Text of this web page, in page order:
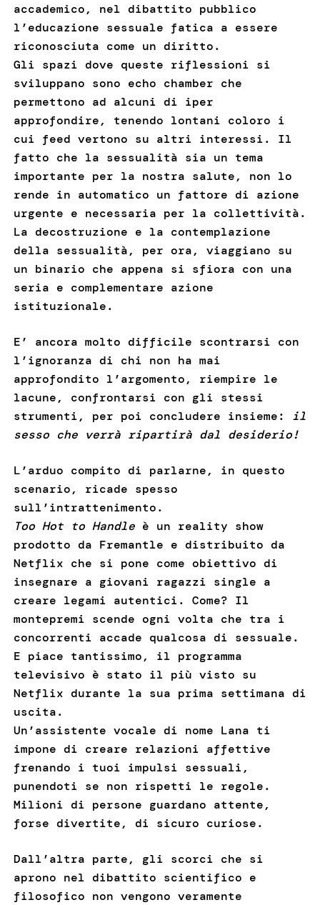
accademico, nel dibattito pubblico
l’educazione sessuale fatica a essere
riconosciuta come un diritto.
Gli spazi dove queste riflessioni si
sviluppano sono echo chamber che
permettono ad alcuni di iper
approfondire, tenendo lontani coloro i
cui feed vertono su altri interessi. Il
fatto che la sessualità sia un tema
importante per la nostra salute, non lo
rende in automatico un fattore di azione
urgente e necessaria per la collettività.
La decostruzione e la contemplazione
della sessualità, per ora, viaggiano su
un binario che appena si sfiora con una
seria e complementare azione
istituzionale.
E’ ancora molto difficile scontrarsi con
l’ignoranza di chi non ha mai
approfondito l’argomento, riempire le
lacune, confrontarsi con gli stessi
strumenti, per poi concludere insieme: il
sesso che verrà ripartirà dal desiderio!
L’arduo compito di parlarne, in questo
scenario, ricade spesso
sull’intrattenimento.
Too Hot to Handleè un reality show
prodotto da Fremantle e distribuito da
Netflix che si pone come obiettivo di
insegnare a giovani ragazzi single a
creare legami autentici. Come? Il
montepremi scende ogni volta che tra i
concorrenti accade qualcosa di sessuale.
E piace tantissimo, il programma
televisivo è stato il più visto su
Netflix durante la sua prima settimana di
uscita.
Un’assistente vocale di nome Lana ti
impone di creare relazioni affettive
frenando i tuoi impulsi sessuali,
punendoti se non rispetti le regole.
Milioni di persone guardano attente,
forse divertite, di sicuro curiose.
Dall’altra parte, gli scorci che si
aprono nel dibattito scientifico e
filosofico non vengono veramente